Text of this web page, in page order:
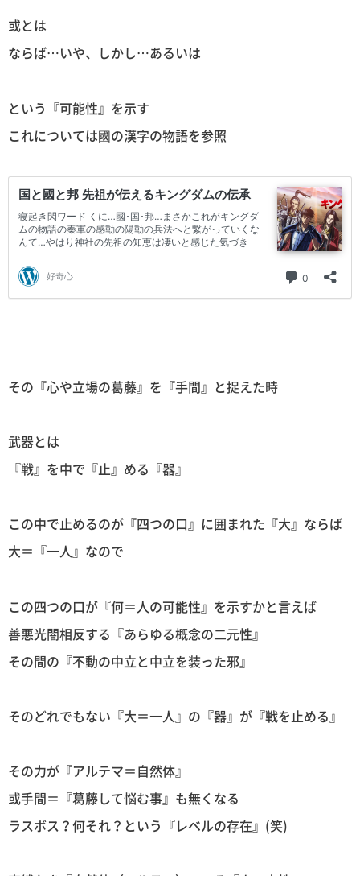
或とは
ならば…いや、しかし…あるいは
という『可能性』を示す
これについては國の漢字の物語を参照
その『心や立場の葛藤』を『手間』と捉えた時
武器とは
『戦』を中で『止』める『器』
この中で止めるのが『四つの口』に囲まれた『大』ならば
大＝『一人』なので
この四つの口が『何＝人の可能性』を示すかと言えば
善悪光闇相反する『あらゆる概念の二元性』
その間の『不動の中立と中立を装った邪』
そのどれでもない『大＝一人』の『器』が『戦を止める』
その力が『アルテマ＝自然体』
或手間＝『葛藤して悩む事』も無くなる
ラスボス？何それ？という『レベルの存在』(笑)